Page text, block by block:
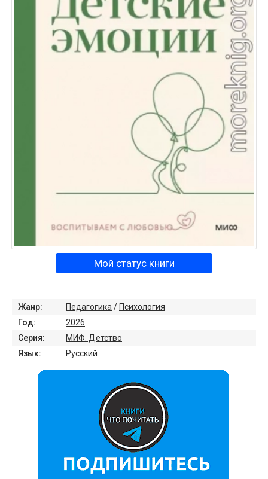
Мой статус книги
Жанр: Педагогика / Психология
Год:
2026
Серия:
МИФ. Детство
Язык:
Русский